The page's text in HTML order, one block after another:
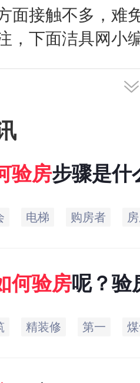
面接触不多，难
，下面洁具网小
验房步骤是什
电梯 购房者
何验房呢？验
精装修 第一